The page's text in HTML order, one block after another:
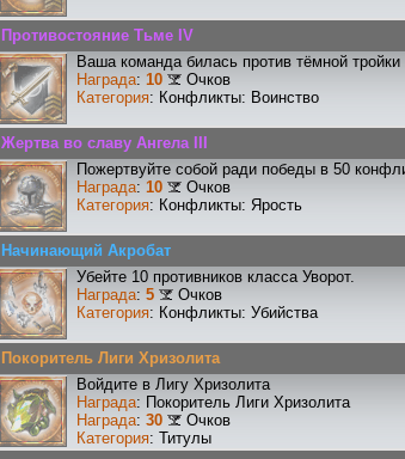
Противостояние Тьме IV
Ваша команда билась против тёмной тройки
Награда: 10
Очков
Категория: Конфликты: Воинство
Жертва во славу Ангела III
Пожертвуйте собой ради победы в 50
Награда: 10
Очков
Категория: Конфликты: Ярость
Начинающий Акробат
Убейте 10 противников класса Уворот.
Награда: 5
Очков
Категория: Конфликты: Убийства
Покоритель Лиги Хризолита
Войдите в Лигу Хризолита
Награда: Покоритель Лиги Хризолита
Награда: 30
Очков
Категория: Титулы